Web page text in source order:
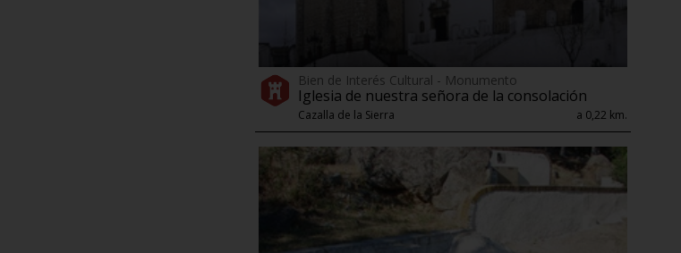
Bien de Interés Cultural - Monumento
Iglesia de nuestra señora de la consolación
Cazalla de la Sierra a 0,22 km.